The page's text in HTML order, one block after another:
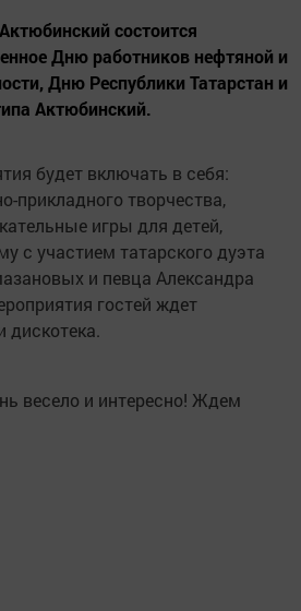
состоится
Дню работников нефтяной и
Дню Республики Татарстан и
Актюбинский.
будет включать в себя:
прикладного творчества,
игры для детей,
с участием татарского дуэта
и певца Александра
гостей ждет
дискотека.
весело и интересно! Ждем